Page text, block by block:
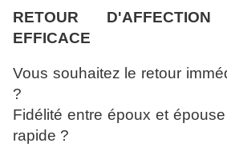
RETOUR
EFFICACE
Vous souhaitez le retour
?
Fidélité entre époux et
rapide ?